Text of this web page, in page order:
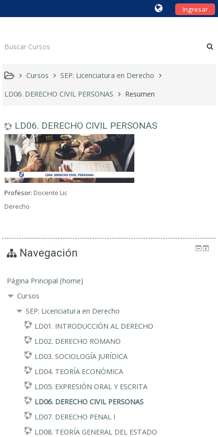
Ingresar
Cursos
SEP: Licenciatura en Derecho
LD06. DERECHO CIVIL PERSONAS
Resumen
LD06. DERECHO CIVIL PERSONAS
Profesor:Docente Lic
Derecho
Navegación
Página Principal (home)
Cursos
SEP: Licenciatura en Derecho
LD01. INTRODUCCIÓN AL DERECHO
LD02. DERECHO ROMANO
LD03. SOCIOLOGÍA JURÍDICA
LD04. TEORÍA ECONÓMICA
LD05. EXPRESIÓN ORAL Y ESCRITA
LD06. DERECHO CIVIL PERSONAS
LD07. DERECHO PENAL I
LD08. TEORÍA GENERAL DEL ESTADO